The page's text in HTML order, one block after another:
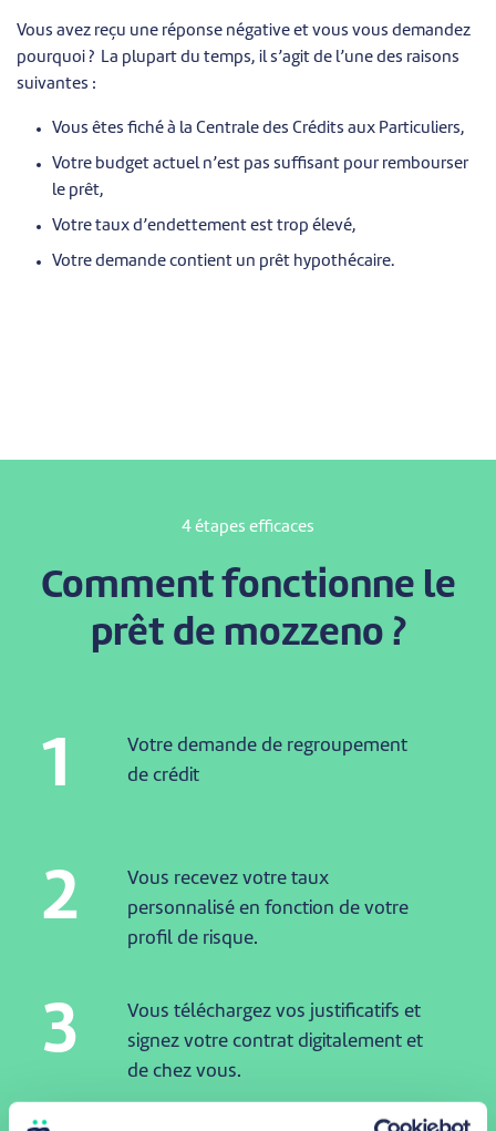
Vous avez reçu une réponse négative et vous vous demandez
pourquoi ? La plupart du temps, il s’agit de l’une des raisons
suivantes :
Vous êtes fiché à la Centrale des Crédits aux Particuliers,
Votre budget actuel n’est pas suffisant pour rembourser
le prêt,
Votre taux d’endettement est trop élevé,
Votre demande contient un prêt hypothécaire.
4 étapes efficaces
Comment fonctionne le
prêt de mozzeno ?
1
Votre demande de regroupement
de crédit
2
Vous recevez votre taux
personnalisé en fonction de votre
profil de risque.
3
Vous téléchargez vos justificatifs et
signez votre contrat digitalement et
de chez vous.